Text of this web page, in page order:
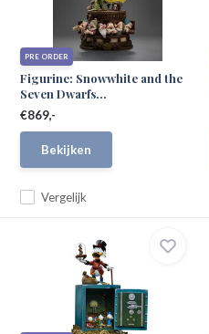
PRE ORDER
Figurine: Snowwhite and the
Seven Dwarfs...
Vergelijk
€869,-
Bekijken